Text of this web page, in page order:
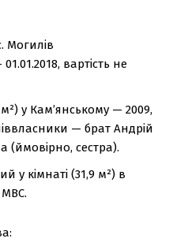
Могилів
вартість не
у Кам’янському — 2009,
— брат Андрій
(ймовірно, сестра).
у кімнаті (31,9 м²) в
МВС.